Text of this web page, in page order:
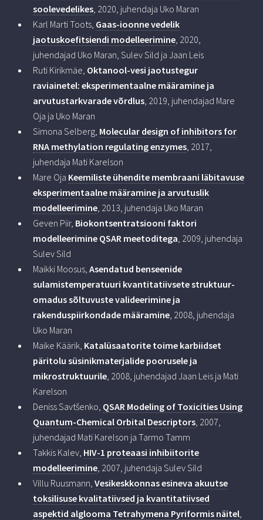
soolevedelikes , 2020, juhendaja Uko Maran
Karl Marti Toots, Gaas-ioonne vedelik
jaotuskoefitsiendi modelleerimine , 2020,
juhendajad Uko Maran, Sulev Sild ja Jaan Leis
Ruti Kirikmäe, Oktanool-vesi jaotustegur
raviainetel: eksperimentaalne määramine ja
arvutustarkvarade võrdlus , 2019, juhendajad Mare
Oja ja Uko Maran
Simona Selberg, Molecular design of inhibitors for
RNA methylation regulating enzymes , 2017,
juhendaja Mati Karelson
Mare Oja Keemiliste ühendite membraani läbitavuse
eksperimentaalne määramine ja arvutuslik
modelleerimine , 2013, juhendaja Uko Maran
Geven Piir, Biokontsentratsiooni faktori
modelleerimine QSAR meetoditega , 2009, juhendaja
Sulev Sild
Maikki Moosus, Asendatud benseenide
sulamistemperatuuri kvantitatiivsete struktuur-
omadus sõltuvuste valideerimine ja
rakenduspiirkondade määramine , 2008, juhendaja
Uko Maran
Maike Käärik, Katalüsaatorite toime karbiidset
päritolu süsinikmaterjalide poorusele ja
mikrostruktuurile , 2008, juhendajad Jaan Leis ja Mati
Karelson
Deniss Savtšenko, QSAR Modeling of Toxicities Using
Quantum-Chemical Orbital Descriptors , 2007,
juhendajad Mati Karelson ja Tarmo Tamm
Takkis Kalev, HIV-1 proteaasi inhibiitorite
modelleerimine , 2007, juhendaja Sulev Sild
Villu Ruusmann, Vesikeskkonnas esineva akuutse
toksilisuse kvalitatiivsed ja kvantitatiivsed
aspektid alglooma Tetrahymena Pyriformis näitel